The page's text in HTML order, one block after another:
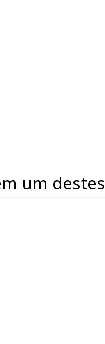
um destes